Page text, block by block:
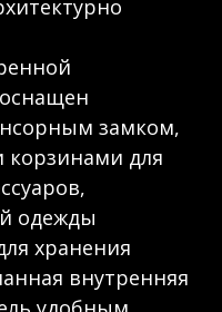
замком,
для
одежды
хранения
внутренняя